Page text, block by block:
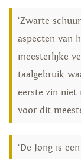
‘Zwarte
aspecten van
meesterlijke
taalgebruik
eerste zin niet
voor dit
‘De Jong is